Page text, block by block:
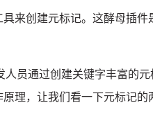
来创建元标记。这酵母插件
人员通过创建关键字丰富的元
理，让我们看一下元标记的